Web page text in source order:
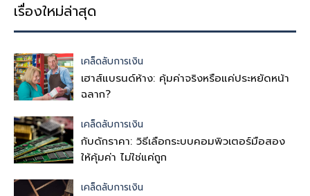
เรื่องใหม่ล่าสุด
เคล็ดลับการเงิน
เฮาส์แบรนด์ห้าง: คุ้มค่าจริงหรือแค่ประหยัดหน้า
ฉลาก?
เคล็ดลับการเงิน
กับดักราคา: วิธีเลือกระบบคอมพิวเตอร์มือสอง
ให้คุ้มค่า ไม่ใช่แค่ถูก
เคล็ดลับการเงิน